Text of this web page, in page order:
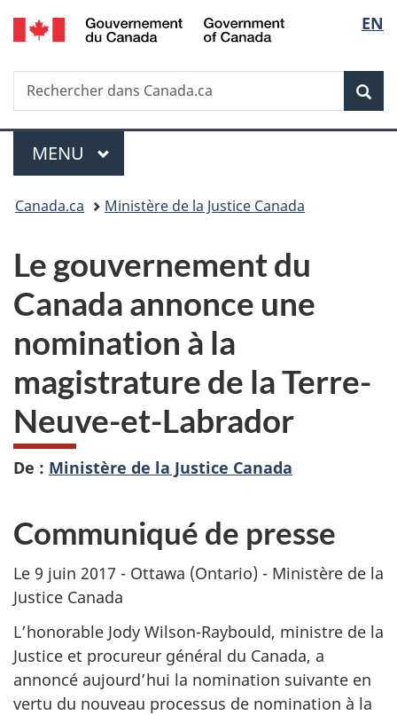
Passer
au
principal
Passer
à
Au
du
Passer
à
version
simplifiée
de
la
EN
Recherche
Rechercher
dans
Menu
MENU PRINCIPAL
Vous
ici :
Canada.ca Ministère de la Justice Canada
Le gouvernement du
Canada annonce une
nomination à la
magistrature de la Terre-
Neuve-et-Labrador
De : Ministère de la Justice Canada
Communiqué de presse
Le 9 juin 2017 - Ottawa (Ontario) - Ministère de la
Justice Canada
L’honorable Jody Wilson-Raybould, ministre de la
Justice et procureur général du Canada, a
annoncé aujourd’hui la nomination suivante en
vertu du nouveau processus de nomination à la